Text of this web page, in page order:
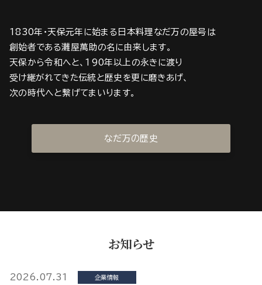
1830年・天保元年に始まる日本料理なだ万の屋号は
創始者である灘屋萬助の名に由来します。
天保から令和へと、190年以上の永きに渡り
受け継がれてきた伝統と歴史を更に磨きあげ、
次の時代へと繋げてまいります。
なだ万の歴史
お知らせ
2026.07.31 企業情報